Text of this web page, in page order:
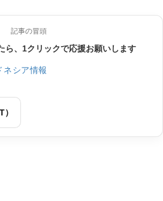
記事の冒頭
ら、1クリックで応援お願いします